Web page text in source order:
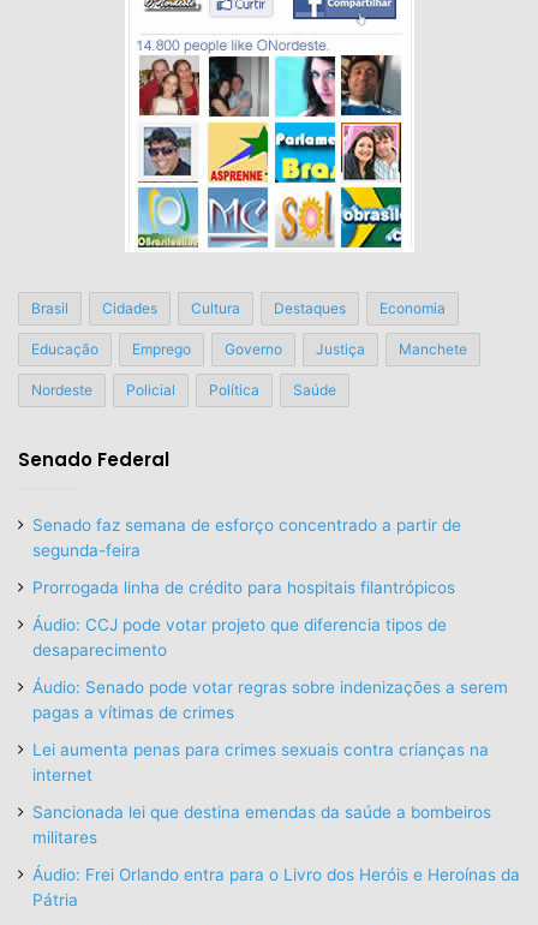
Brasil Cidades Cultura Destaques Economia
Educação Emprego Governo Justiça Manchete
Nordeste Policial Política Saúde
Senado Federal
Senado faz semana de esforço concentrado a partir de
segunda-feira
Prorrogada linha de crédito para hospitais filantrópicos
Áudio: CCJ pode votar projeto que diferencia tipos de
desaparecimento
Áudio: Senado pode votar regras sobre indenizações a serem
pagas a vítimas de crimes
Lei aumenta penas para crimes sexuais contra crianças na
internet
Sancionada lei que destina emendas da saúde a bombeiros
militares
Áudio: Frei Orlando entra para o Livro dos Heróis e Heroínas da
Pátria